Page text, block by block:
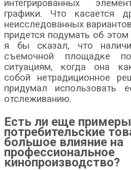
интегрированных
графики. Что касается
неисследованных
придется подумать об
я бы сказал, что
съемочной площадке
ситуациям, когда она
собой нетрадиционное
придумал
отслеживанию.
Есть ли еще
потребительские
большое влияние на
профессиональное
кинопроизводство?